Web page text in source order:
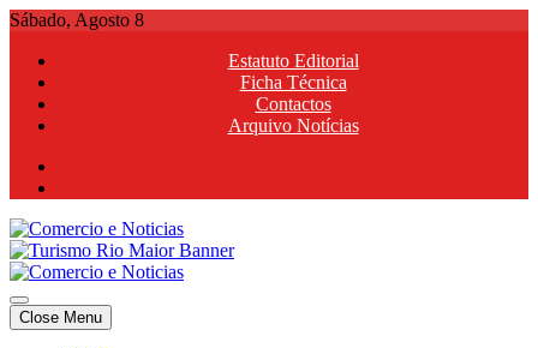
Skip
content
Sábado, Agosto 8
Estatuto Editorial
Ficha Técnica
Contactos
Arquivo Notícias
Comercio e Noticias
Notícias e Publicidade Online
Comercio e Noticias
Notícias e Publicidade Online
Close Menu